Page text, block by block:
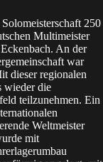
250
Multimeister
An der
war
dieser regionalen
wieder die
teilzunehmen. Ein
Weltmeister
mit